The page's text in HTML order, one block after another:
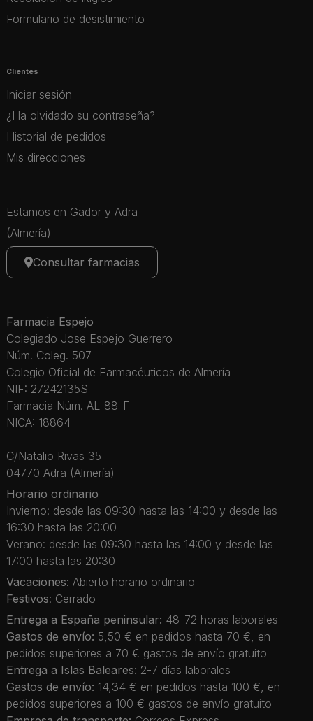
Formulario de desistimiento
Clientes
Iniciar sesión
¿Ha olvidado su contraseña?
Historial de pedidos
Mis direcciones
Estamos en Gador y Adra
(Almería)
Consultar farmacias
Farmacia Espejo
Colegiado Jose Espejo Guerrero
Núm. Coleg. 507
Colegio Oficial de Farmacéuticos de Almería
NIF: 27242135S
Farmacia Núm. AL-88-F
NICA: 18864
C/Natalio Rivas 35
04770 Adra (Almería)
Horario ordinario
Invierno: desde las 09:30 hasta las 14:00 y desde las
16:30 hasta las 20:00
Verano: desde las 09:30 hasta las 14:00 y desde las
17:00 hasta las 20:30
Vacaciones: Abierto horario ordinario
Festivos: Cerrado
Entrega a España peninsular: 48-72 horas laborales
Gastos de envío: 5,50 € en pedidos hasta 70 €, en
pedidos superiores a 70 € gastos de envío gratuito
Entrega a Islas Baleares: 2-7 días laborales
Gastos de envío: 14,34 € en pedidos hasta 100 €, en
pedidos superiores a 100 € gastos de envío gratuito